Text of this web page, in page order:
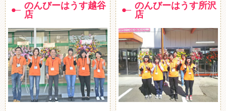
のんびーはうす越谷
店
のんびーはうす所沢
店